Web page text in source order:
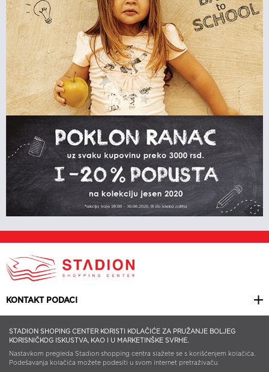
STADION SHOPING CENTER KORISTI KOLAČIĆE ZA PRUŽANJE BOLJEG
KORISNIČKOG ISKUSTVA, KAO I U MARKETINŠKE SVRHE.
Nastavkom pregleda Stadion shopping centra slažete se s korišćenjem kolačića.
Podešavanja kolačića možete podesiti u svom internet pretraživaču.
KONTAKT PODACI
NEWSLETTER